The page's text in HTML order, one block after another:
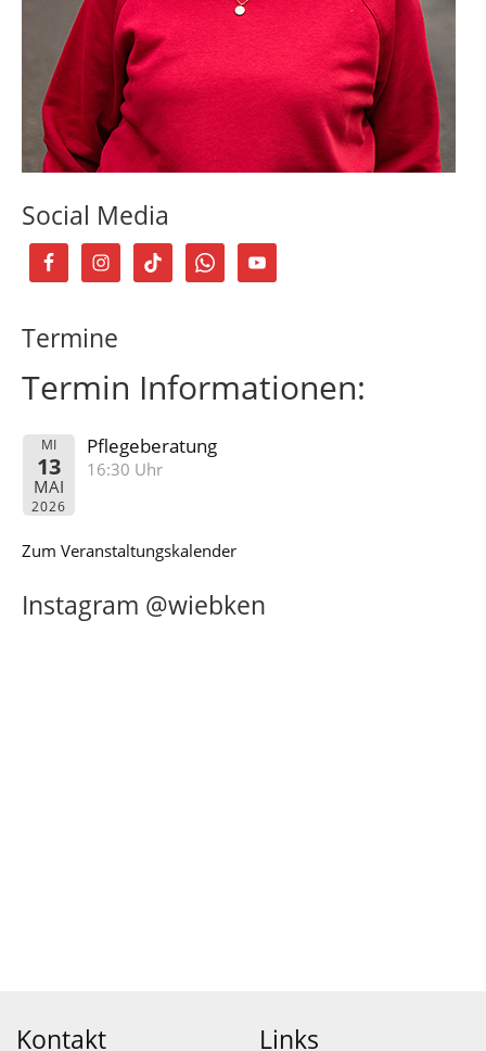
Social Media
Termine
Termin Informationen:
MI
13
MAI
2026
Pflegeberatung
16:30 Uhr
Zum Veranstaltungskalender
Instagram @wiebken
Kontakt Links